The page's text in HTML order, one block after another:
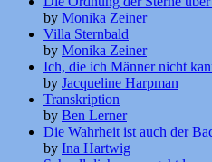
by Monika Zeiner
Villa Sternbald
by Monika Zeiner
Ich, die ich Männer nicht
by Jacqueline Harpman
Transkription
by Ben Lerner
Die Wahrheit ist auch der
by Ina Hartwig